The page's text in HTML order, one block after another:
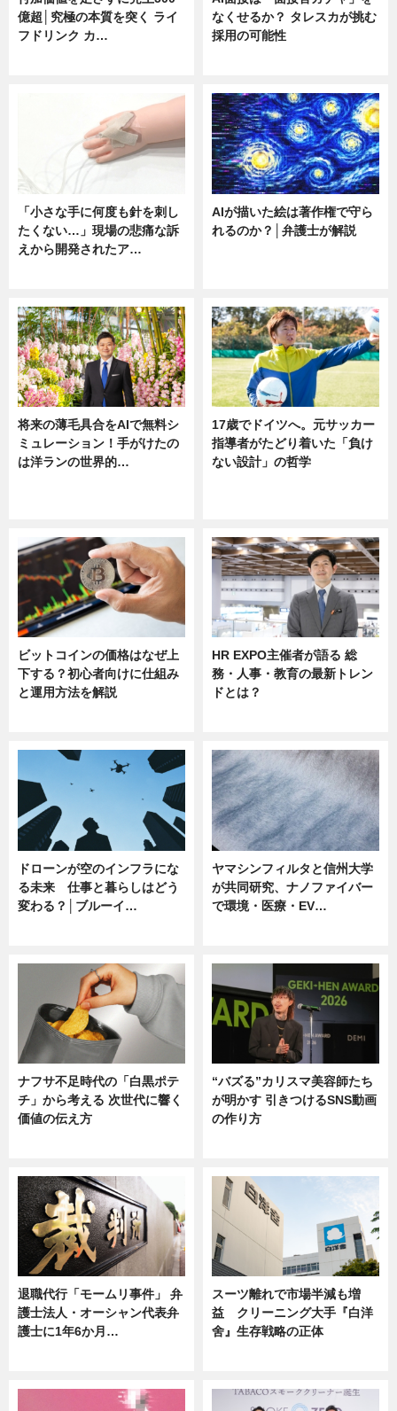
億超│究極の本質を突く ライ
フドリンク カ…
なくせるか？ タレスカが挑む
採用の可能性
「小さな手に何度も針を刺し
たくない…」現場の悲痛な訴
えから開発されたア…
AIが描いた絵は著作権で守ら
れるのか？│弁護士が解説
将来の薄毛具合をAIで無料シ
ミュレーション！手がけたの
は洋ランの世界的…
17歳でドイツへ。元サッカー
指導者がたどり着いた「負け
ない設計」の哲学
ビットコインの価格はなぜ上
下する？初心者向けに仕組み
と運用方法を解説
HR EXPO主催者が語る 総
務・人事・教育の最新トレン
ドとは？
ドローンが空のインフラにな
る未来 仕事と暮らしはどう
変わる？│ブルーイ…
ヤマシンフィルタと信州大学
が共同研究、ナノファイバー
で環境・医療・EV…
ナフサ不足時代の「白黒ポテ
チ」から考える 次世代に響く
価値の伝え方
“バズる”カリスマ美容師たち
が明かす 引きつけるSNS動画
の作り方
退職代行「モームリ事件」 弁
護士法人・オーシャン代表弁
護士に1年6か月…
スーツ離れで市場半減も増
益 クリーニング大手『白洋
舍』生存戦略の正体